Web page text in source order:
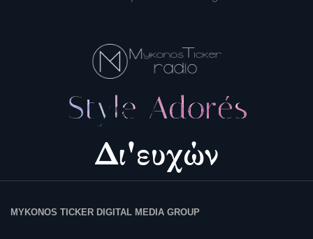
MYKONOS TICKER DIGITAL MEDIA GROUP